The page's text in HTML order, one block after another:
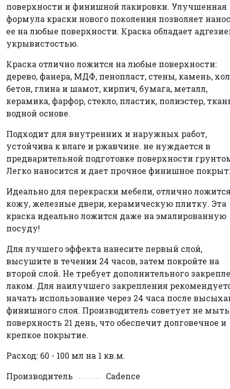
поверхности и финишной лакировки. Улучшенная
формула краски нового поколения позволяет
ее на любые поверхности. Краска обладает
укрывистостью.
Краска отлично ложится на любые поверхности:
дерево, фанера, МДФ, пенопласт, стены, камень,
бетон, глина и шамот, кирпич, бумага, металл,
керамика, фарфор, стекло, пластик, полиэстер,
водной основе.
Подходит для внутренних и наружных работ,
устойчива к влаге и ржавчине. не нуждается в
предварительной подготовке поверхности
Легко наносится и дает прочное финишное
Идеально для перекраски мебели, отлично
кожу, железные двери, керамическую плитку. Эта
краска идеально ложится даже на эмалированную
посуду!
Для лучшего эффекта нанесите первый слой,
высушите в течении 24 часов, затем покройте на
второй слой. Не требует дополнительного
лаком. Для наилучшего закрепления
начать использование через 24 часа после
финишного слоя. Производитель советует не мыть
поверхность 21 день, что обеспечит долговечное и
крепкое покрытие.
Расход: 60 - 100 мл на 1 кв.м.
Производитель
Cadence